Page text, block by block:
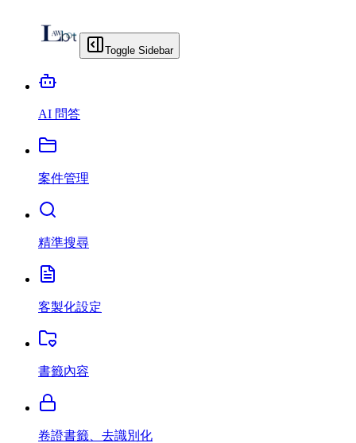
Toggle Sidebar
AI 問答
案件管理
精準搜尋
客製化設定
書籤內容
卷證書籤、去識別化